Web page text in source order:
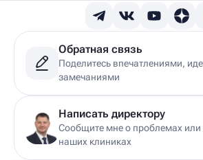
Детский гепатолог
Детский гинеколог
Детский гинеколог-эндокринолог
Детский гирудотерапевт
Детский дерматовенеролог
Детский дерматолог
Детский диетолог
Детский инструктор ЛФК
Детский кинезиолог
Детский консультирующий врач ЛФК
Детский мануальный терапевт
Детский массажист
Обратная связь
Поделитесь впечатлениями,
замечаниями
Написать директору
Сообщите мне о проблемах или
наших клиниках